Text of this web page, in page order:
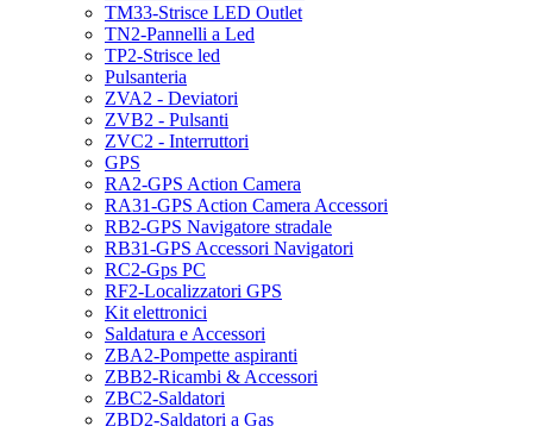
TM33-Strisce LED Outlet
TN2-Pannelli a Led
TP2-Strisce led
Pulsanteria
ZVA2 - Deviatori
ZVB2 - Pulsanti
ZVC2 - Interruttori
GPS
RA2-GPS Action Camera
RA31-GPS Action Camera Accessori
RB2-GPS Navigatore stradale
RB31-GPS Accessori Navigatori
RC2-Gps PC
RF2-Localizzatori GPS
Kit elettronici
Saldatura e Accessori
ZBA2-Pompette aspiranti
ZBB2-Ricambi & Accessori
ZBC2-Saldatori
ZBD2-Saldatori a Gas